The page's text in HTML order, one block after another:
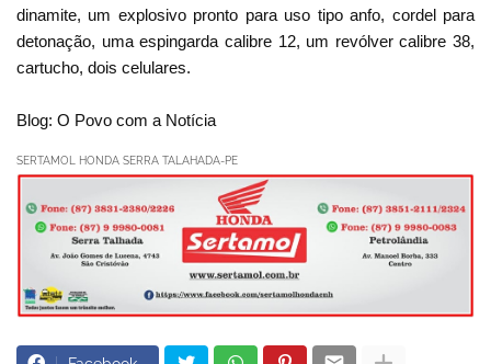
dinamite, um explosivo pronto para uso tipo anfo, cordel para
detonação, uma espingarda calibre 12, um revólver calibre 38,
cartucho, dois celulares.
Blog: O Povo com a Notícia
SERTAMOL HONDA SERRA TALAHADA-PE